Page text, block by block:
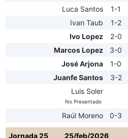
Luca Santos
1-1
Ivan Taub
1-2
Ivo Lopez
2-0
Marcos Lopez
3-0
José Arjona
1-0
Juanfe Santos
3-2
Luis Soler
No Presentado
Raúl Moreno 0-3
Jornada 25
25/feb/2026